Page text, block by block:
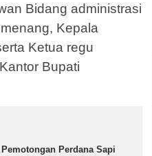
Bidang administrasi
Kepala
Ketua regu
Bupati
Pemotongan Perdana Sapi